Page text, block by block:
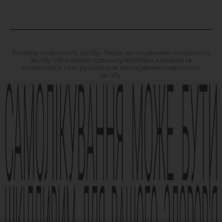
Реклама лікарського засобу. Перед застосуванням лікарського
засобу обов’язково проконсультуйтесь з лікарем та
ознайомтесь з інструкцією для застосування лікарського
засобу.
АМІЗОН РП МОЗ України № UA/6493/01/01, UA/6493/01/02 зі
Виробник АТ «Фармак», 04080, м.Київ, вул. Кирилівська, 63, +38
(044) 496-87-87, info@farmak.ua, www.farmak.ua